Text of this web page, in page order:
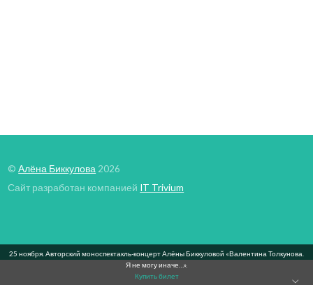
©Алёна Биккулова 2026
Сайт разработан компанией IT Trivium
25 ноября. Авторский моноспектакль-концерт Алёны Биккуловой «Валентина Толкунова.
Я не могу иначе…».
Купить билет